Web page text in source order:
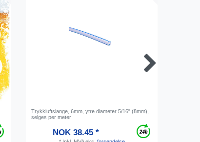
Trykkluftslange, 6mm, ytre diameter 5/16" (8mm),
selges per meter
NOK 38.45 *